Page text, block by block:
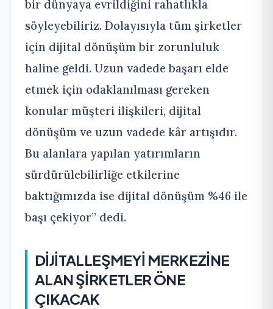
bir dünyaya evrildiğini rahatlıkla
söyleyebiliriz. Dolayısıyla tüm şirketler
için dijital dönüşüm bir zorunluluk
haline geldi. Uzun vadede başarı elde
etmek için odaklanılması gereken
konular müşteri ilişkileri, dijital
dönüşüm ve uzun vadede kâr artışıdır.
Bu alanlara yapılan yatırımların
sürdürülebilirliğe etkilerine
baktığımızda ise dijital dönüşüm %46 ile
başı çekiyor” dedi.
DİJİTALLEŞMEYİ MERKEZİNE
ALAN ŞİRKETLER ÖNE
ÇIKACAK